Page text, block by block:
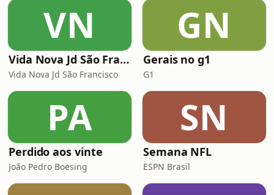
VN
Vida Nova Jd São Francisco
Vida Nova Jd São Francisco
GN
Gerais no g1
G1
PA
Perdido aos vinte
João Pedro Boesing
SN
Semana NFL
ESPN Brasil